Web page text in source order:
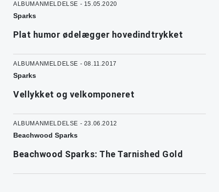
ALBUMANMELDELSE - 15.05.2020
Sparks
Plat humor ødelægger hovedindtrykket
ALBUMANMELDELSE - 08.11.2017
Sparks
Vellykket og velkomponeret
ALBUMANMELDELSE - 23.06.2012
Beachwood Sparks
Beachwood Sparks: The Tarnished Gold